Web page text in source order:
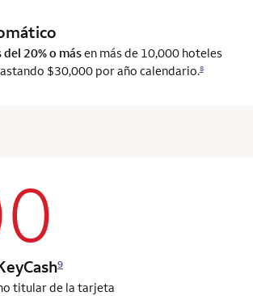
2 Onkey+ card
20% o másen más de 10,000 hoteles
$30,000 por año calendario.8
2 Onkey+ card
9
titular de la tarjeta